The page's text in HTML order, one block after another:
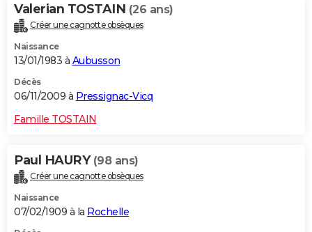
Valerian TOSTAIN (26 ans)
Créer une cagnotte obsèques
Naissance
13/01/1983 à Aubusson
Décès
06/11/2009 à Pressignac-Vicq
Famille TOSTAIN
Paul HAURY (98 ans)
Créer une cagnotte obsèques
Naissance
07/02/1909 à la Rochelle